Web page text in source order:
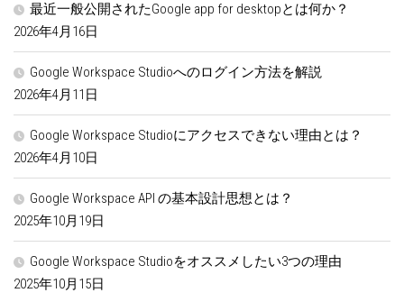
最近一般公開されたGoogle app for desktopとは何か？
2026年4月16日
Google Workspace Studioへのログイン方法を解説
2026年4月11日
Google Workspace Studioにアクセスできない理由とは？
2026年4月10日
Google Workspace API の基本設計思想とは？
2025年10月19日
Google Workspace Studioをオススメしたい3つの理由
2025年10月15日